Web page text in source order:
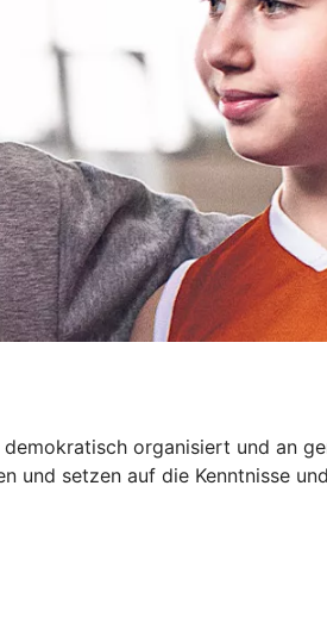
organisiert und an
und setzen auf die Kenntnisse